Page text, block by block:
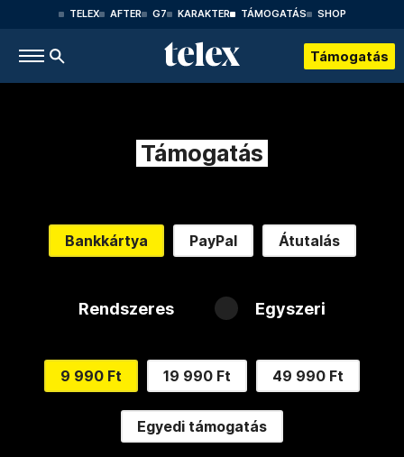
TELEX AFTER G7 KARAKTER TÁMOGATÁS SHOP
Támogatás
Támogatás
Bankkártya PayPal Átutalás
Rendszeres Egyszeri
9 990 Ft 19 990 Ft 49 990 Ft
Egyedi támogatás